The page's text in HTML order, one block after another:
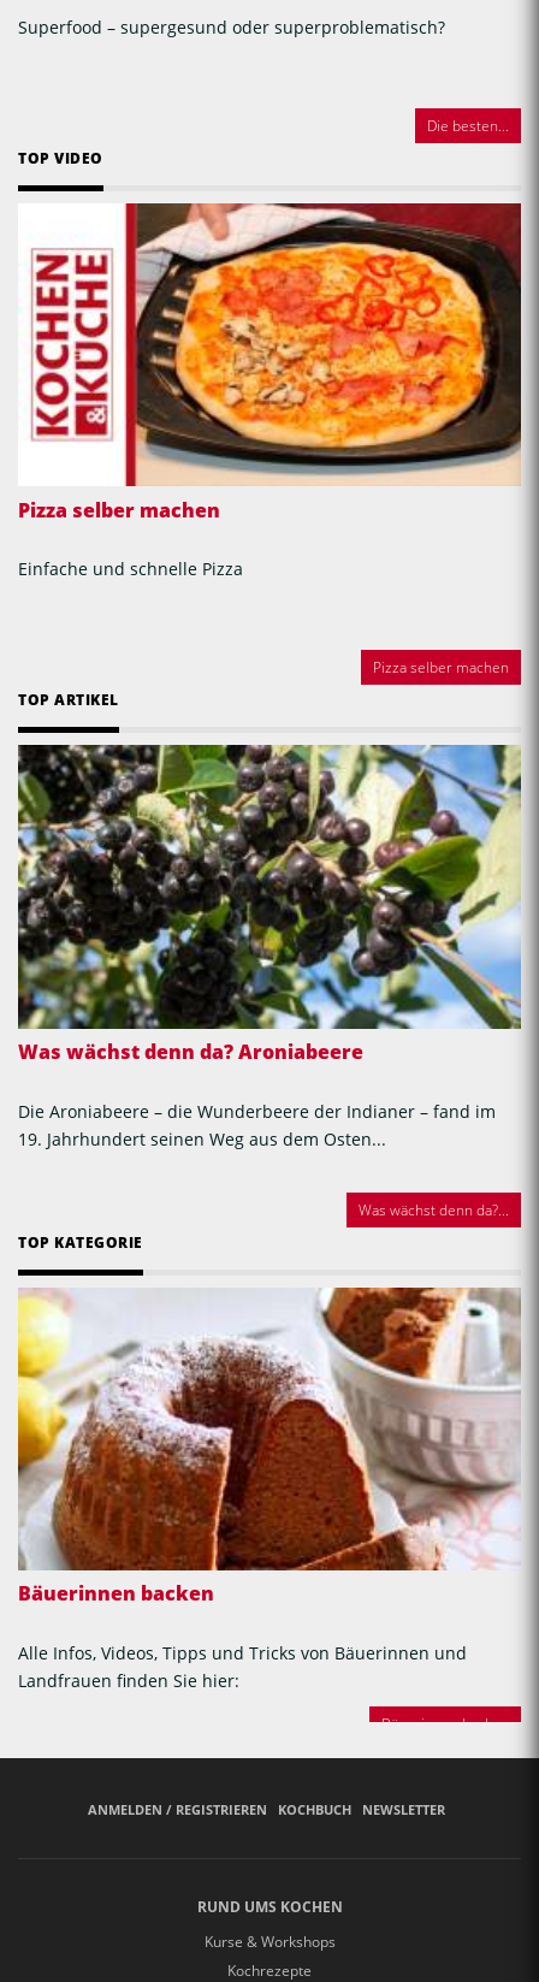
Superfood – supergesund oder superproblematisch?
Die besten...
TOP VIDEO
Pizza selber machen
Einfache und schnelle Pizza
Pizza selber machen
TOP ARTIKEL
Was wächst denn da? Aroniabeere
Die Aroniabeere – die Wunderbeere der Indianer – fand im
19. Jahrhundert seinen Weg aus dem Osten...
Was wächst denn da?...
TOP KATEGORIE
Bäuerinnen backen
Alle Infos, Videos, Tipps und Tricks von Bäuerinnen und
Landfrauen finden Sie hier:
Bäuerinnen backen
ANMELDEN / REGISTRIEREN KOCHBUCH NEWSLETTER
RUND UMS KOCHEN
Kurse & Workshops
Kochrezepte